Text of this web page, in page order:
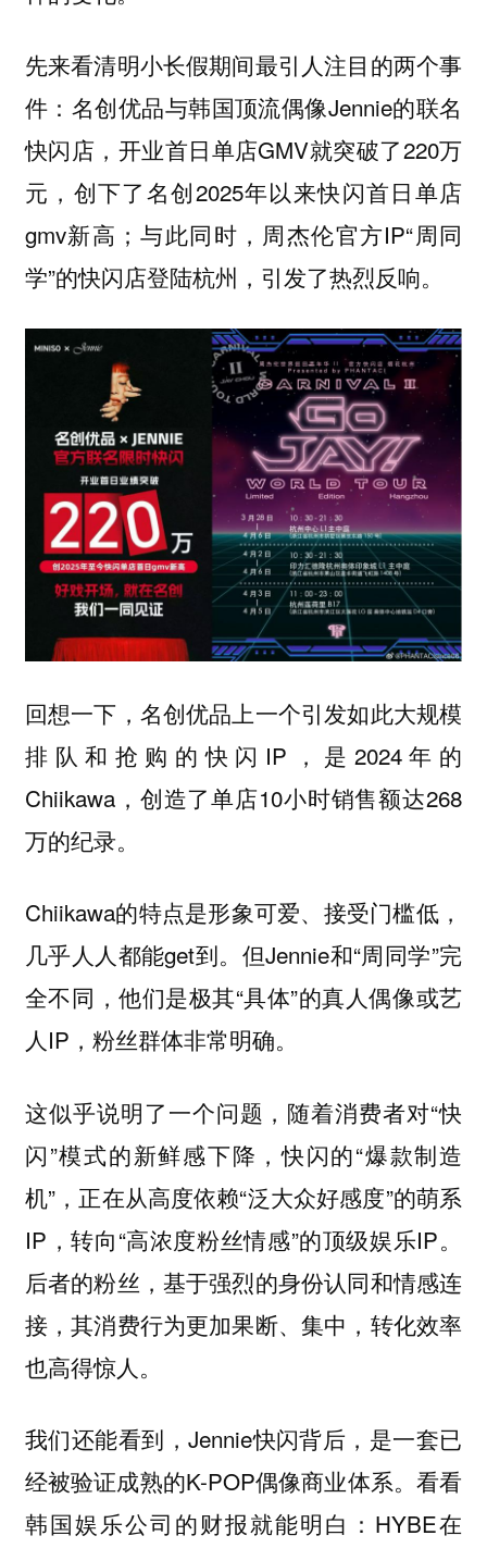
先来看清明小长假期间最引人注目的两个事
件：名创优品与韩国顶流偶像Jennie的联名
快闪店，开业首日单店GMV就突破了220万
元，创下了名创2025年以来快闪首日单店
gmv新高；与此同时，周杰伦官方IP“周同
学”的快闪店登陆杭州，引发了热烈反响。
回想一下，名创优品上一个引发如此大规模
排队和抢购的快闪IP，是2024年的
Chiikawa，创造了单店10小时销售额达268
万的纪录。
Chiikawa的特点是形象可爱、接受门槛低，
几乎人人都能get到。但Jennie和“周同学”完
全不同，他们是极其“具体”的真人偶像或艺
人IP，粉丝群体非常明确。
这似乎说明了一个问题，随着消费者对“快
闪”模式的新鲜感下降，快闪的“爆款制造
机”，正在从高度依赖“泛大众好感度”的萌系
IP，转向“高浓度粉丝情感”的顶级娱乐IP。
后者的粉丝，基于强烈的身份认同和情感连
接，其消费行为更加果断、集中，转化效率
也高得惊人。
我们还能看到，Jennie快闪背后，是一套已
经被验证成熟的K-POP偶像商业体系。看看
韩国娱乐公司的财报就能明白：HYBE在